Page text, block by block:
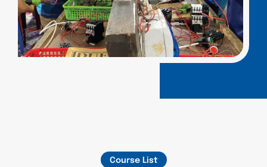
Course List